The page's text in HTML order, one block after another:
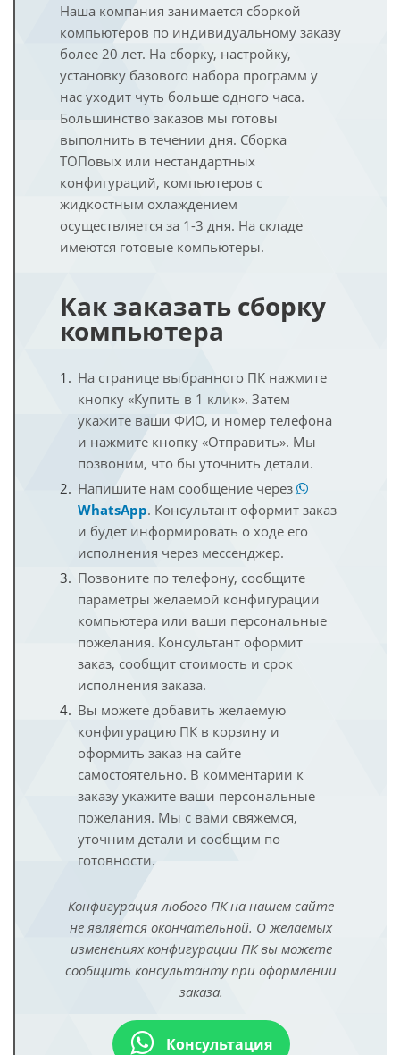
Наша компания занимается сборкой
компьютеров по индивидуальному заказу
более 20 лет. На сборку, настройку,
установку базового набора программ у
нас уходит чуть больше одного часа.
Большинство заказов мы готовы
выполнить в течении дня. Сборка
ТОПовых или нестандартных
конфигураций, компьютеров с
жидкостным охлаждением
осуществляется за 1-3 дня. На складе
имеются готовые компьютеры.
Как заказать сборку
компьютера
На странице выбранного ПК нажмите
кнопку «Купить в 1 клик». Затем
укажите ваши ФИО, и номер телефона
и нажмите кнопку «Отправить». Мы
позвоним, что бы уточнить детали.
Напишите нам сообщение через
WhatsApp. Консультант оформит заказ
и будет информировать о ходе его
исполнения через мессенджер.
Позвоните по телефону, сообщите
параметры желаемой конфигурации
компьютера или ваши персональные
пожелания. Консультант оформит
заказ, сообщит стоимость и срок
исполнения заказа.
Вы можете добавить желаемую
конфигурацию ПК в корзину и
оформить заказ на сайте
самостоятельно. В комментарии к
заказу укажите ваши персональные
пожелания. Мы с вами свяжемся,
уточним детали и сообщим по
готовности.
Конфигурация любого ПК на нашем сайте
не является окончательной. О желаемых
изменениях конфигурации ПК вы можете
сообщить консультанту при оформлении
заказа.
Консультация